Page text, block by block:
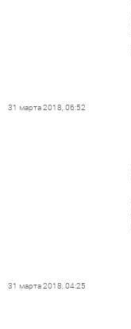
31 марта 2018, 06:52
31 марта 2018, 04:25